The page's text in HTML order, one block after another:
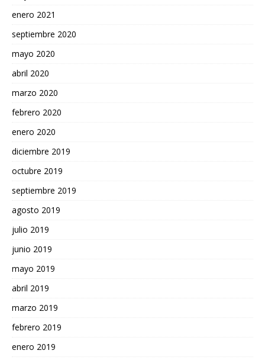
enero 2021
septiembre 2020
mayo 2020
abril 2020
marzo 2020
febrero 2020
enero 2020
diciembre 2019
octubre 2019
septiembre 2019
agosto 2019
julio 2019
junio 2019
mayo 2019
abril 2019
marzo 2019
febrero 2019
enero 2019